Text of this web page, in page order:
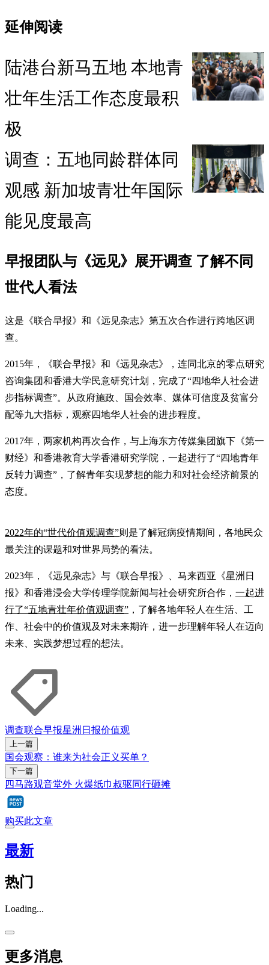
延伸阅读
陆港台新马五地 本地青
壮年生活工作态度最积
极
调查：五地同龄群体同
观感 新加坡青壮年国际
能见度最高
早报团队与《远见》展开调查 了解不同
世代人看法
这是《联合早报》和《远见杂志》第五次合作进行跨地区调
查。
2015年，《联合早报》和《远见杂志》，连同北京的零点研究
咨询集团和香港大学民意研究计划，完成了“四地华人社会进
步指标调查”。从政府施政、国会效率、媒体可信度及贫富分
配等九大指标，观察四地华人社会的进步程度。
2017年，两家机构再次合作，与上海东方传媒集团旗下《第一
财经》和香港教育大学香港研究学院，一起进行了“四地青年
反转力调查”，了解青年实现梦想的能力和对社会经济前景的
态度。
2022年的“世代价值观调查”则是了解冠病疫情期间，各地民众
最关注的课题和对世界局势的看法。
2023年，《远见杂志》与《联合早报》、马来西亚《星洲日
报》和香港浸会大学传理学院新闻与社会研究所合作， 一起进
行了“五地青壮年价值观调查” ，了解各地年轻人在生活、工
作、社会中的价值观及对未来期许，进一步理解年轻人在迈向
未来、实践梦想过程的想法。
调查联合早报星洲日报价值观
上一篇
国会观察：谁来为社会正义买单？
下一篇
四马路观音堂外 火爆纸巾叔驱同行砸摊
购买此文章
最新
热门
Loading...
更多消息